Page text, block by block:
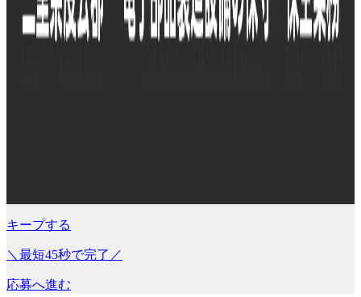
キープする
＼最短45秒で完了／
応募へ進む